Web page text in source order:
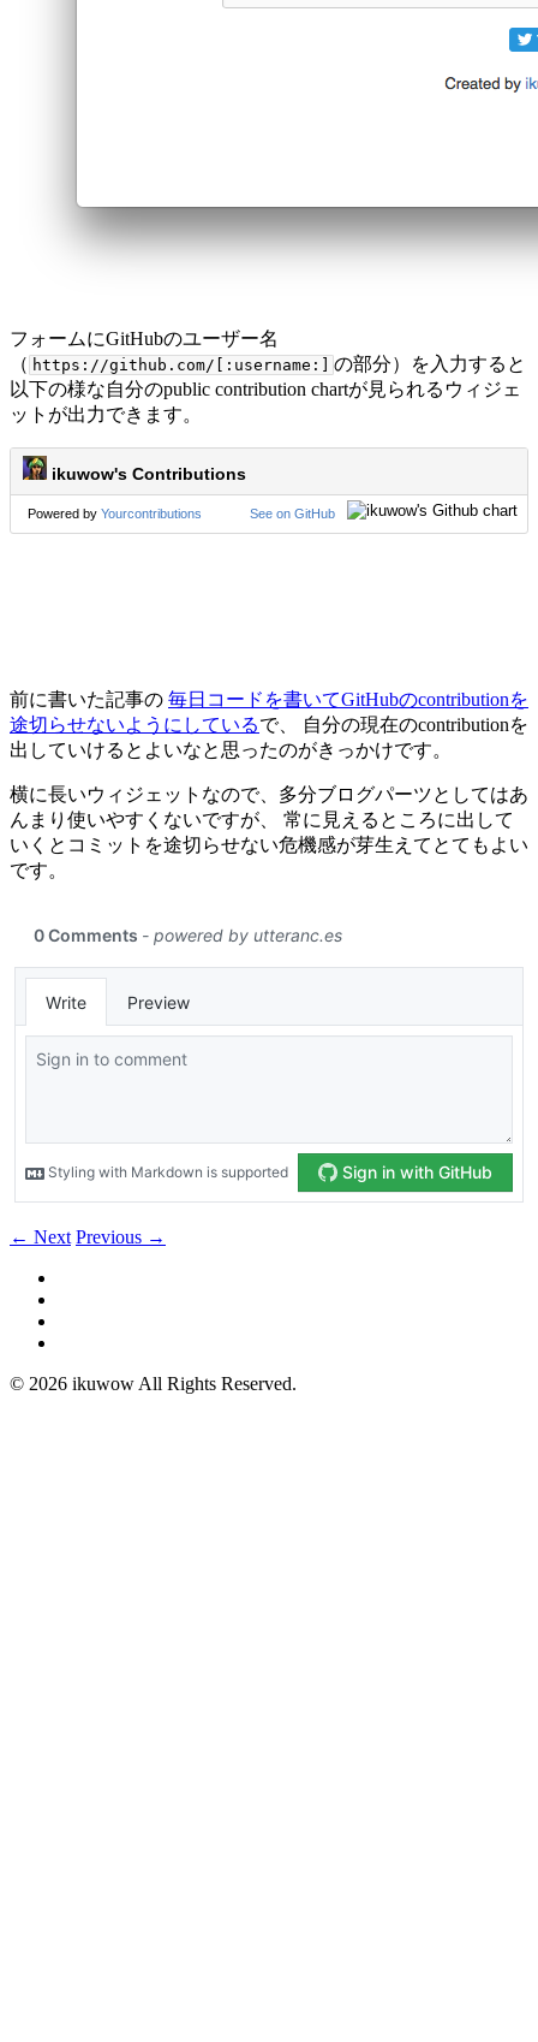
フォームにGitHubのユーザー名
（ https://github.com/[:username:] の部分）を入力すると
以下の様な自分のpublic contribution chartが見られるウィジェ
ットが出力できます。
前に書いた記事の 毎日コードを書いてGitHubのcontributionを
途切らせないようにしているで、 自分の現在のcontributionを
出していけるとよいなと思ったのがきっかけです。
横に長いウィジェットなので、多分ブログパーツとしてはあ
んまり使いやすくないですが、 常に見えるところに出して
いくとコミットを途切らせない危機感が芽生えてとてもよい
です。
← Next Previous →
© 2026 ikuwow All Rights Reserved.